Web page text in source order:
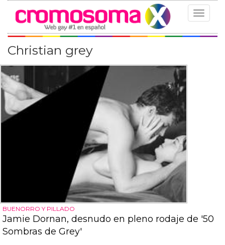
Toggle
Christian grey
BUENORRO Y PILLADO
Jamie Dornan, desnudo en pleno rodaje de '50
Sombras de Grey'